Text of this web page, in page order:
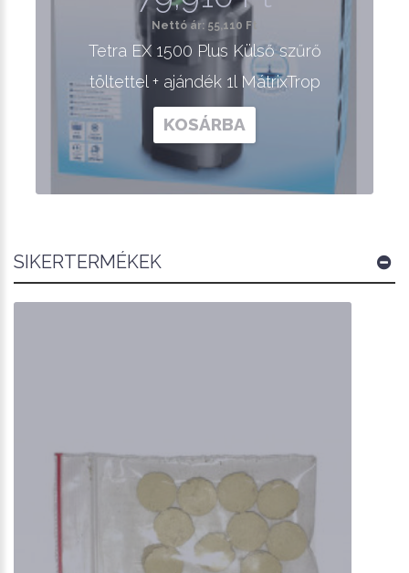
Nettó ár: 55,110 Ft
Tetra EX 1500 Plus Külső szűrő
töltettel + ajándék 1l MátrixTrop
KOSÁRBA
SIKERTERMÉKEK